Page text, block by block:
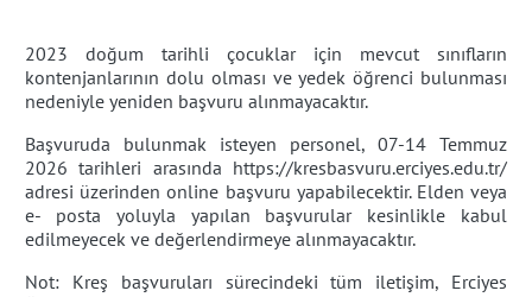
2023 doğum tarihli çocuklar için mevcut sınıfların
kontenjanlarının dolu olması ve yedek öğrenci bulunması
nedeniyle yeniden başvuru alınmayacaktır.
Başvuruda bulunmak isteyen personel, 07-14 Temmuz
2026 tarihleri arasında https://kresbasvuru.erciyes.edu.tr/
adresi üzerinden online başvuru yapabilecektir. Elden veya
e- posta yoluyla yapılan başvurular kesinlikle kabul
edilmeyecek ve değerlendirmeye alınmayacaktır.
Not: Kreş başvuruları sürecindeki tüm iletişim, Erciyes